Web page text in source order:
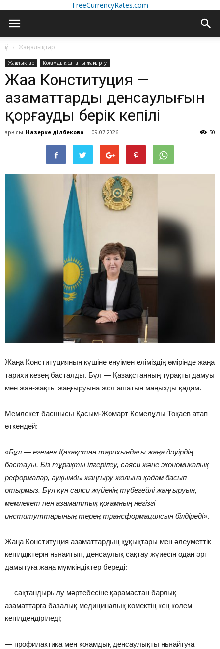
FreeCurrencyRates.com
үй Жаңалықтар
Жаңалықтар Қоғамдық сананы жаңғырту
Жаңа Конституция —
азаматтардың денсаулығын
қорғаудың берік кепілі
арқылы Назерке Әділбекова - 09.07.2026 50
Жаңа Конституцияның күшіне енуімен еліміздің өмірінде жаңа
тарихи кезең басталды. Бұл — Қазақстанның тұрақты дамуы
мен жан-жақты жаңғыруына жол ашатын маңызды қадам.
Мемлекет басшысы Қасым-Жомарт Кемелұлы Тоқаев атап
өткендей:
«Бұл — егемен Қазақстан тарихындағы жаңа дәуірдің
бастауы. Біз тұрақты ілгерілеу, саяси және экономикалық
реформалар, ауқымды жаңғыру жолына қадам басып
отырмыз. Бұл күн саяси жүйенің түбегейлі жаңғыруын,
мемлекет пен азаматтық қоғамның негізгі
институттарының терең трансформациясын білдіреді».
Жаңа Конституция азаматтардың құқықтары мен әлеуметтік
кепілдіктерін нығайтып, денсаулық сақтау жүйесін одан әрі
дамытуға жаңа мүмкіндіктер береді:
— сақтандырылу мәртебесіне қарамастан барлық
азаматтарға базалық медициналық көмектің кең көлемі
кепілдендіріледі;
— профилактика мен қоғамдық денсаулықты нығайтуға